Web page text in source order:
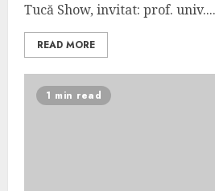
Tucă Show, invitat: prof. univ....
READ MORE
1 min read